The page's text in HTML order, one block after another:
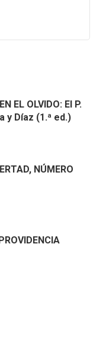
EL OLVIDO: El P.
y Díaz (1.ª ed.)
NÚMERO